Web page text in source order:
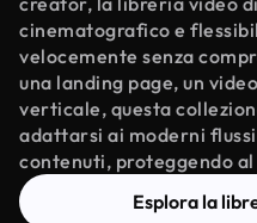
cinematografico e
velocemente senza
una landing page, un
verticale, questa
adattarsi ai moderni
contenuti, proteggendo
Esplora la